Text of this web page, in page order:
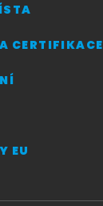
CERTIFIKACE
EU